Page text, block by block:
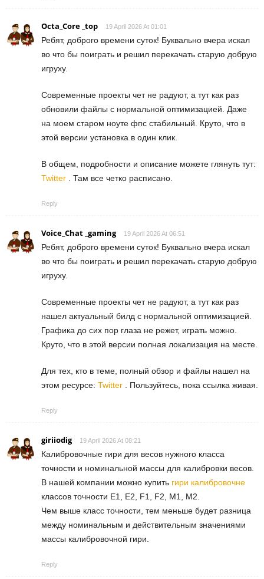
Octa_Core _top 19 April 2026 At 01:01
Ребят, доброго времени суток! Буквально вчера искал
во что бы поиграть и решил перекачать старую добрую
игруху.
Современные проекты чет не радуют, а тут как раз
обновили файлы с нормальной оптимизацией. Даже
на моем старом ноуте фпс стабильный. Круто, что в
этой версии установка в один клик.
В общем, подробности и описание можете глянуть тут:
Twitter . Там все четко расписано.
Reply
Voice_Chat _gaming 19 April 2026 At 06:51
Ребят, доброго времени суток! Буквально вчера искал
во что бы поиграть и решил перекачать старую добрую
игруху.
Современные проекты чет не радуют, а тут как раз
нашел актуальный билд с нормальной оптимизацией.
Графика до сих пор глаза не режет, играть можно.
Круто, что в этой версии полная локализация на месте.
Для тех, кто в теме, полный обзор и файлы нашел на
этом ресурсе: Twitter . Пользуйтесь, пока ссылка живая.
Reply
giriiodig 19 April 2026 At 08:21
Калибровочные гири для весов нужного класса
точности и номинальной массы для калибровки весов.
В нашей компании можно купить гири калибровочне
классов точности E1, E2, F1, F2, M1, M2.
Чем выше класс точности, тем меньше будет разница
между номинальным и действительным значениями
массы калибровочной гири.
Reply